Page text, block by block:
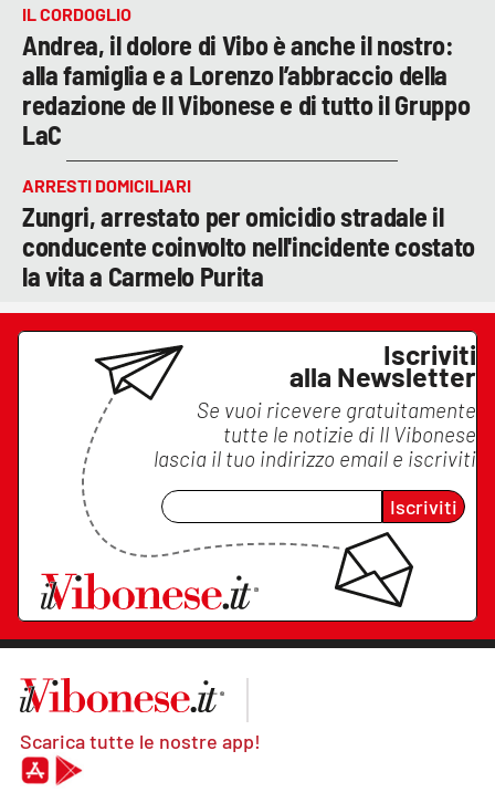
IL CORDOGLIO
Andrea, il dolore di Vibo è anche il nostro:
alla famiglia e a Lorenzo l’abbraccio della
redazione de Il Vibonese e di tutto il Gruppo
LaC
ARRESTI DOMICILIARI
Zungri, arrestato per omicidio stradale il
conducente coinvolto nell'incidente costato
la vita a Carmelo Purita
Iscriviti
alla Newsletter
Se vuoi ricevere gratuitamente
tutte le notizie di Il Vibonese
lascia il tuo indirizzo email e iscriviti
Iscriviti
Scarica tutte le nostre app!